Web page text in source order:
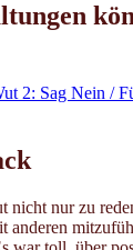
2: Sag Nein /
nicht nur zu
anderen